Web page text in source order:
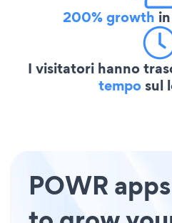
200% growth
I visitatori hanno
temposul
POWR